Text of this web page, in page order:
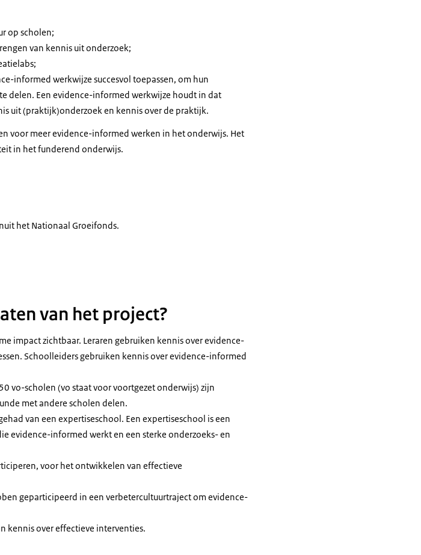
op scholen;
van kennis uit onderzoek;
informed werkwijze succesvol toepassen, om hun
delen. Een evidence-informed werkwijze houdt in dat
uit (praktijk)onderzoek en kennis over de praktijk.
voor meer evidence-informed werken in het onderwijs. Het
in het funderend onderwijs.
het Nationaal Groeifonds.
van het project?
impact zichtbaar. Leraren gebruiken kennis over evidence-
Schoolleiders gebruiken kennis over evidence-informed
vo-scholen (vo staat voor voortgezet onderwijs) zijn
met andere scholen delen.
van een expertiseschool. Een expertiseschool is een
evidence-informed werkt en een sterke onderzoeks- en
voor het ontwikkelen van effectieve
geparticipeerd in een verbetercultuurtraject om evidence-
kennis over effectieve interventies.